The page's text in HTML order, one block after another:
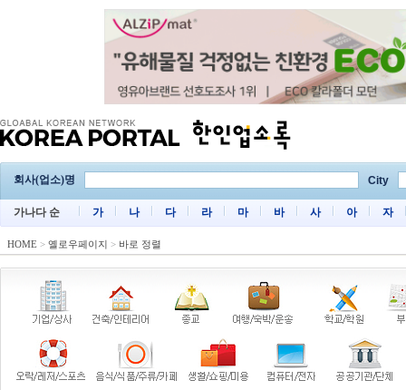
회사(업소)명 City
가나다 순 가 나 다 라 마 바 사 아 자
HOME > 옐로우페이지 > 바로 정렬